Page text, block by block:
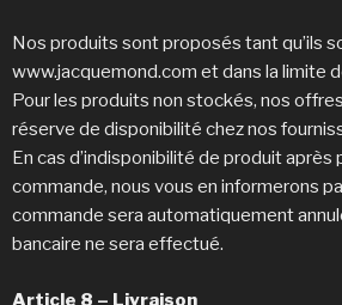
Nos produits sont proposés tant qu’ils
www.jacquemond.com et dans la limite
Pour les produits non stockés, nos
réserve de disponibilité chez nos
En cas d’indisponibilité de produit
commande, nous vous en informerons
commande sera automatiquement
bancaire ne sera effectué.
Article 8 – Livraison